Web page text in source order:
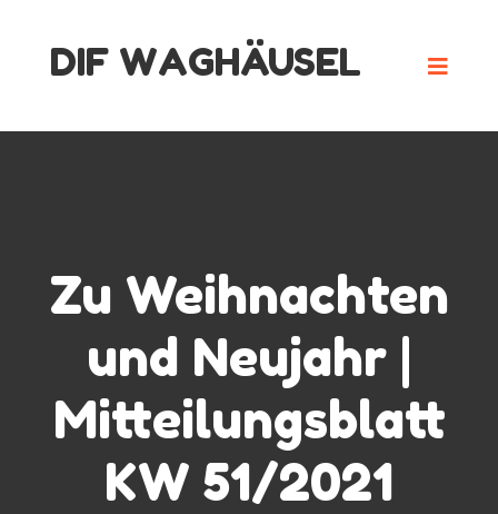
DIF WAGHÄUSEL
Zu Weihnachten
und Neujahr |
Mitteilungsblatt
KW 51/2021